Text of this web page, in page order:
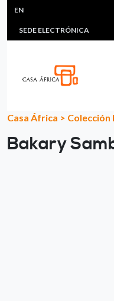
Skip to main content
HEADER MENU
MULTIMEDIA
SEDE ELECTRÓNICA
EN
Casa África >
Bakary